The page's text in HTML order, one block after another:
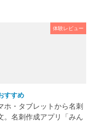
体験レビュー
すすめ
ホ・タブレットから名刺
。名刺作成アプリ「みん